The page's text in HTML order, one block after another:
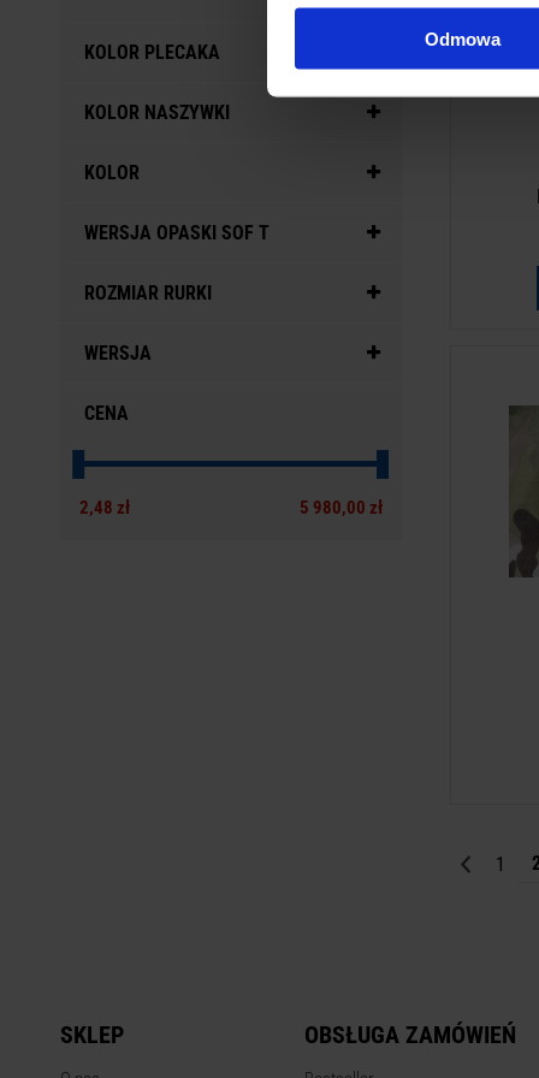
Odmowa
KOLOR PLECAKA
KOLOR NASZYWKI
KOLOR
WERSJA OPASKI SOF T
ROZMIAR RURKI
WERSJA
CENA
2,48 zł 5 980,00 zł
1
SKLEP OBSŁUGA ZAMÓWIEŃ